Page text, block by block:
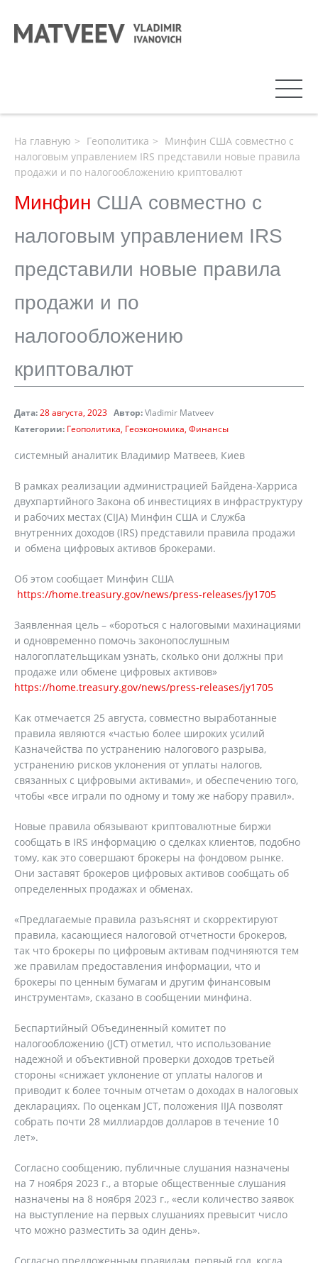
На главную Геополитика
Минфин США совместно с
налоговым управлением IRS представили новые правила
продажи и по налогообложению криптовалют
Минфин США совместно с
налоговым управлением IRS
представили новые правила
продажи и по
налогообложению
криптовалют
Дата:28 августа, 2023 Автор:Vladimir Matveev
Категории: Геополитика Геоэкономика Финансы
cистемный аналитик Владимир Матвеев, Киев
В рамках реализации администрацией Байдена-Харриса
двухпартийного Закона об инвестициях в инфраструктуру
и рабочих местах (СIJA) Минфин США и Служба
внутренних доходов (IRS) представили правила продажи
и обмена цифровых активов брокерами.
Об этом сообщает Минфин США
https://home.treasury.gov/news/press-releases/jy1705
Заявленная цель – «бороться с налоговыми махинациями
и одновременно помочь законопослушным
налогоплательщикам узнать, сколько они должны при
продаже или обмене цифровых активов»
https://home.treasury.gov/news/press-releases/jy1705
Как отмечается 25 августа, совместно выработанные
правила являются «частью более широких усилий
Казначейства по устранению налогового разрыва,
устранению рисков уклонения от уплаты налогов,
связанных с цифровыми активами», и обеспечению того,
чтобы «все играли по одному и тому же набору правил».
Новые правила обязывают криптовалютные биржи
сообщать в IRS информацию о сделках клиентов, подобно
тому, как это совершают брокеры на фондовом рынке.
Они заставят брокеров цифровых активов сообщать об
определенных продажах и обменах.
«Предлагаемые правила разъяснят и скорректируют
правила, касающиеся налоговой отчетности брокеров,
так что брокеры по цифровым активам подчиняются тем
же правилам предоставления информации, что и
брокеры по ценным бумагам и другим финансовым
инструментам», сказано в сообщении минфина.
Беспартийный Объединенный комитет по
налогообложению (JCT) отметил, что использование
надежной и объективной проверки доходов третьей
стороны «снижает уклонение от уплаты налогов и
приводит к более точным отчетам о доходах в налоговых
декларациях. По оценкам JCT, положения IIJA позволят
собрать почти 28 миллиардов долларов в течение 10
лет».
Согласно сообщению, публичные слушания назначены
на 7 ноября 2023 г., а вторые общественные слушания
назначены на 8 ноября 2023 г., «если количество заявок
на выступление на первых слушаниях превысит число
что можно разместить за один день».